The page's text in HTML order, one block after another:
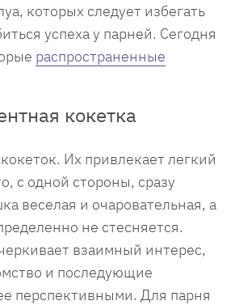
которых следует избегать
успеха у парней. Сегодня
распространенные
кокетка
Их привлекает легкий
с одной стороны, сразу
веселая и очаровательная, а
не стесняется.
взаимный интерес,
и последующие
перспективными. Для парня